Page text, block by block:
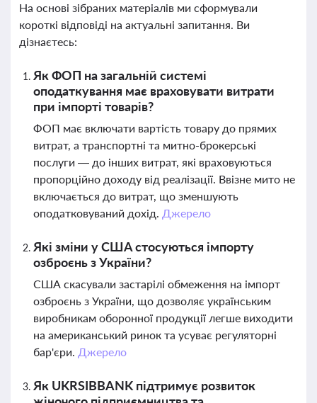
На основі зібраних матеріалів ми сформували
короткі відповіді на актуальні запитання. Ви
дізнаєтесь:
Як ФОП на загальній системі
оподаткування має враховувати витрати
при імпорті товарів?
ФОП має включати вартість товару до прямих
витрат, а транспортні та митно-брокерські
послуги — до інших витрат, які враховуються
пропорційно доходу від реалізації. Ввізне мито не
включається до витрат, що зменшують
оподатковуваний дохід. Джерело
Які зміни у США стосуються імпорту
озброєнь з України?
США скасували застарілі обмеження на імпорт
озброєнь з України, що дозволяє українським
виробникам оборонної продукції легше виходити
на американський ринок та усуває регуляторні
бар'єри. Джерело
Як UKRSIBBANK підтримує розвиток